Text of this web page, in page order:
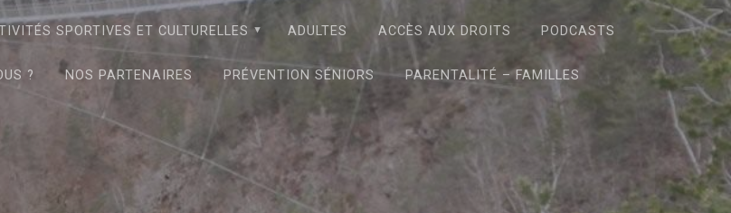
SPORTIVES ET CULTURELLES ADULTES ACCÈS AUX DROITS PODCASTS
? NOS PARTENAIRES PRÉVENTION SÉNIORS PARENTALITÉ – FAMILLES